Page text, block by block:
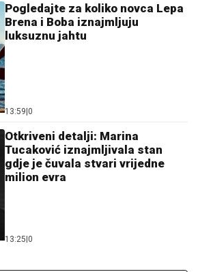
Pogledajte za koliko novca Lepa
Brena i Boba iznajmljuju
luksuznu jahtu
13:59|0
Otkriveni detalji: Marina
Tucaković iznajmljivala stan
gdje je čuvala stvari vrijedne
milion evra
13:25|0